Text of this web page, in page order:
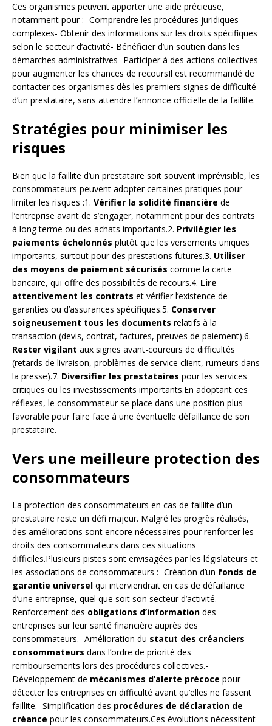
Ces organismes peuvent apporter une aide précieuse,
notamment pour :- Comprendre les procédures juridiques
complexes- Obtenir des informations sur les droits spécifiques
selon le secteur d’activité- Bénéficier d’un soutien dans les
démarches administratives- Participer à des actions collectives
pour augmenter les chances de recoursIl est recommandé de
contacter ces organismes dès les premiers signes de difficulté
d’un prestataire, sans attendre l’annonce officielle de la faillite.
Stratégies pour minimiser les
risques
Bien que la faillite d’un prestataire soit souvent imprévisible, les
consommateurs peuvent adopter certaines pratiques pour
limiter les risques :1. Vérifier la solidité financière de
l’entreprise avant de s’engager, notamment pour des contrats
à long terme ou des achats importants.2. Privilégier les
paiements échelonnés plutôt que les versements uniques
importants, surtout pour des prestations futures.3. Utiliser
des moyens de paiement sécurisés comme la carte
bancaire, qui offre des possibilités de recours.4. Lire
attentivement les contrats et vérifier l’existence de
garanties ou d’assurances spécifiques.5. Conserver
soigneusement tous les documents relatifs à la
transaction (devis, contrat, factures, preuves de paiement).6.
Rester vigilant aux signes avant-coureurs de difficultés
(retards de livraison, problèmes de service client, rumeurs dans
la presse).7. Diversifier les prestataires pour les services
critiques ou les investissements importants.En adoptant ces
réflexes, le consommateur se place dans une position plus
favorable pour faire face à une éventuelle défaillance de son
prestataire.
Vers une meilleure protection des
consommateurs
La protection des consommateurs en cas de faillite d’un
prestataire reste un défi majeur. Malgré les progrès réalisés,
des améliorations sont encore nécessaires pour renforcer les
droits des consommateurs dans ces situations
difficiles.Plusieurs pistes sont envisagées par les législateurs et
les associations de consommateurs :- Création d’un fonds de
garantie universel qui interviendrait en cas de défaillance
d’une entreprise, quel que soit son secteur d’activité.-
Renforcement des obligations d’information des
entreprises sur leur santé financière auprès des
consommateurs.- Amélioration du statut des créanciers
consommateurs dans l’ordre de priorité des
remboursements lors des procédures collectives.-
Développement de mécanismes d’alerte précoce pour
détecter les entreprises en difficulté avant qu’elles ne fassent
faillite.- Simplification des procédures de déclaration de
créance pour les consommateurs.Ces évolutions nécessitent